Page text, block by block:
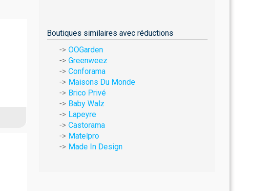
Boutiques similaires avec réductions
OOGarden
Greenweez
Conforama
Maisons Du Monde
Brico Privé
Baby Walz
Lapeyre
Castorama
Matelpro
Made In Design